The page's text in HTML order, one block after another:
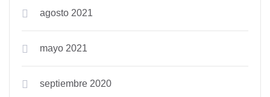
agosto 2021
mayo 2021
septiembre 2020